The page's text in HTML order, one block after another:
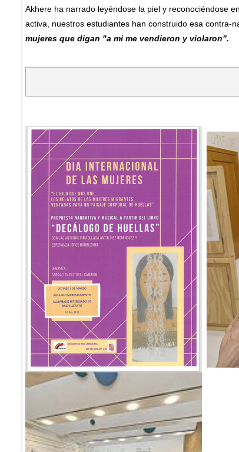
Akhere ha narrado leyéndose la piel y reconociéndose
activa, nuestros estudiantes han construido esa contra-
mujeres que digan "a mi me vendieron y violaron”.